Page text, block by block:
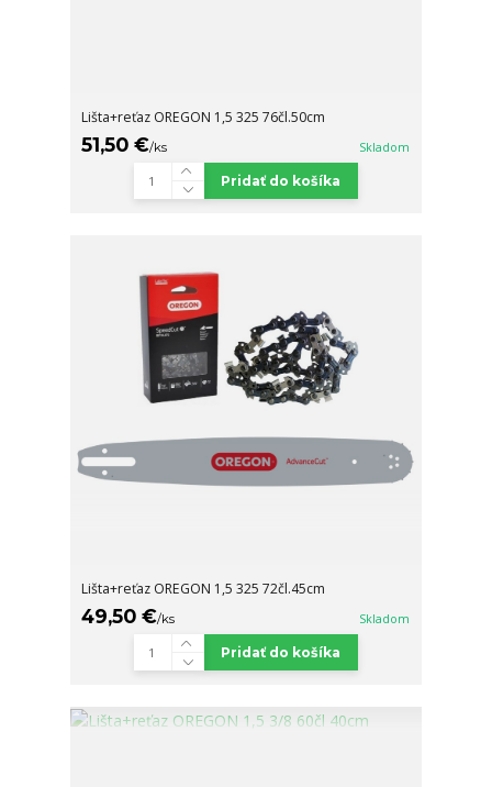
Lišta+reťaz OREGON 1,5 325 76čl.50cm
51,50 €/ks Skladom
Pridať do košíka
Lišta+reťaz OREGON 1,5 325 72čl.45cm
49,50 €/ks Skladom
Pridať do košíka